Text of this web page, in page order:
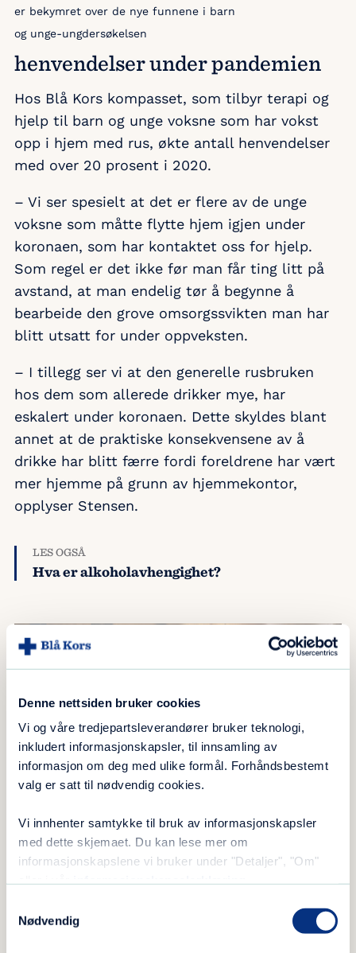
Denne nettsiden bruker cookies
Vi og våre tredjepartsleverandører bruker teknologi,
inkludert informasjonskapsler, til innsamling av
informasjon om deg med ulike formål. Forhåndsbestemt
valg er satt til nødvendig cookies.
Vi innhenter samtykke til bruk av informasjonskapsler
med dette skjemaet. Du kan lese mer om
informasjonskapslene vi bruker under "Detaljer", "Om"
Nødvendig
er bekymret over de nye funnene i barn
og unge-ungdersøkelsen
henvendelser under pandemien
Hos Blå Kors kompasset, som tilbyr terapi og
hjelp til barn og unge voksne som har vokst
opp i hjem med rus, økte antall henvendelser
med over 20 prosent i 2020.
– Vi ser spesielt at det er flere av de unge
voksne som måtte flytte hjem igjen under
koronaen, som har kontaktet oss for hjelp.
Som regel er det ikke før man får ting litt på
avstand, at man endelig tør å begynne å
bearbeide den grove omsorgssvikten man har
blitt utsatt for under oppveksten.
– I tillegg ser vi at den generelle rusbruken
hos dem som allerede drikker mye, har
eskalert under koronaen. Dette skyldes blant
annet at de praktiske konsekvensene av å
drikke har blitt færre fordi foreldrene har vært
mer hjemme på grunn av hjemmekontor,
opplyser Stensen.
LES OGSÅ
Hva er alkoholavhengighet?
Illustrasjonsbilde: Blå Kors
Frykter mørketall
På bakgrunn av de nye tallene, anslår man at